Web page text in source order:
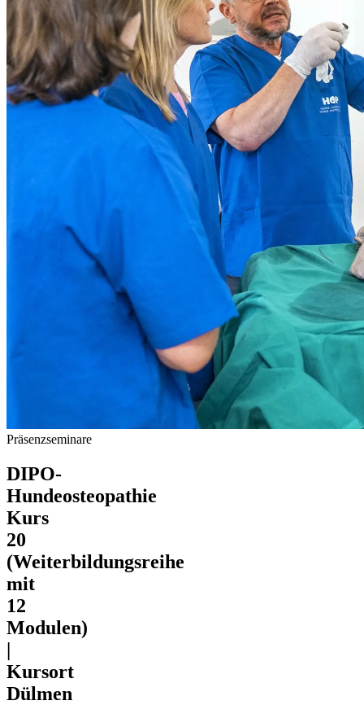
Präsenzseminare
DIPO-
Hundeosteopathie
Kurs
20
(Weiterbildungsreihe
mit
12
Modulen)
|
Kursort
Dülmen